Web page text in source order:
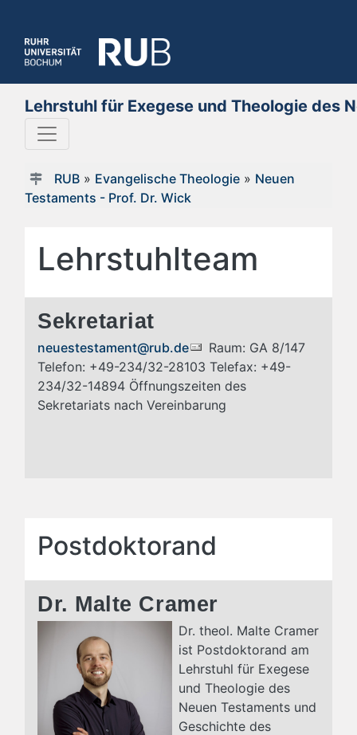
Lehrstuhl für Exegese und Theologie des
RUB» Evangelische Theologie» Neuen
Testaments - Prof. Dr. Wick
Lehrstuhlteam
Sekretariat
neuestestament@rub.de
Raum: GA 8/147
Telefon: +49-234/32-28103 Telefax: +49-
234/32-14894 Öffnungszeiten des
Sekretariats nach Vereinbarung
Postdoktorand
Dr. Malte Cramer
Dr. theol. Malte Cramer
ist Postdoktorand am
Lehrstuhl für Exegese
und Theologie des
Neuen Testaments und
Geschichte des